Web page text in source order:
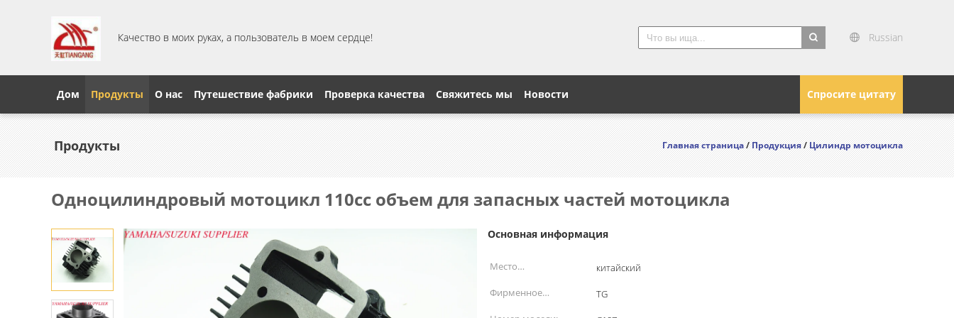
Качество в моих руках, а пользователь в моем сердце!
Russian
Спросите цитату
Дом Продукты О нас Путешествие фабрики Проверка качества Свяжитесь мы Новости
Продукты Главная страница/Продукция/Цилиндр мотоцикла
Одноцилиндровый мотоцикл 110cc объем для запасных частей мотоцикла
Основная информация
Место
происхождения:
китайский
Фирменное
наименование:
TG